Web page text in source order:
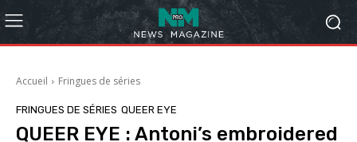
Accueil Fringues de séries
FRINGUES DE SÉRIES QUEER EYE
QUEER EYE : Antoni’s embroidered